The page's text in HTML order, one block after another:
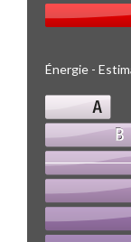
Énergie -